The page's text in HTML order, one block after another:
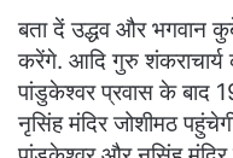
बता दें उद्धव और भगवान
करेंगे. आदि गुरु शंकराचार्य
पांडुकेश्वर प्रवास के बाद
नृसिंह मंदिर जोशीमठ